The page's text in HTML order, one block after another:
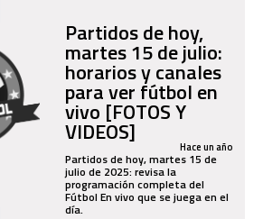
Partidos de hoy,
martes 15 de julio:
horarios y canales
para ver fútbol en
vivo [FOTOS Y
VIDEOS] Hace un año
Partidos de hoy, martes 15 de
julio de 2025: revisa la
programación completa del
Fútbol En vivo que se juega en el
día.